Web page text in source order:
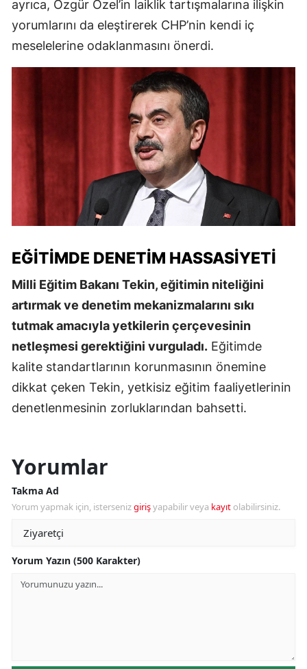
ayrıca, Özgür Özel’in laiklik tartışmalarına ilişkin
yorumlarını da eleştirerek CHP’nin kendi iç
meselelerine odaklanmasını önerdi.
EĞITIMDE DENETIM HASSASIYETI
Milli Eğitim Bakanı Tekin, eğitimin niteliğini
artırmak ve denetim mekanizmalarını sıkı
tutmak amacıyla yetkilerin çerçevesinin
netleşmesi gerektiğini vurguladı. Eğitimde
kalite standartlarının korunmasının önemine
dikkat çeken Tekin, yetkisiz eğitim faaliyetlerinin
denetlenmesinin zorluklarından bahsetti.
Yorumlar
Takma Ad
Yorum yapmak için, istersenizgirişyapabilir veya kayıt olabilirsiniz.
Yorum Yazın (500 Karakter)